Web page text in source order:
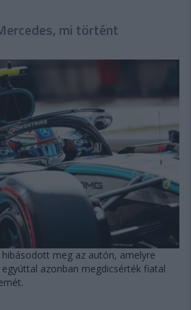
mi történt
meg az autón, amelyre
azonban megdicsérték fiatal